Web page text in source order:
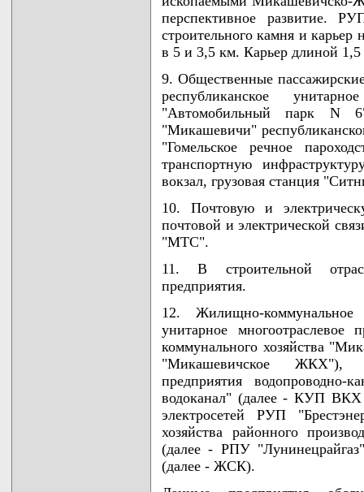
перспективное развитие.
строительного камня и карьер
в 5 и 3,5 км. Карьер длиной
9. Общественные
республиканское
"Автомобильный парк
"Микашевичи"
"Гомельское речное
транспортную
вокзал, грузовая станция
10. Почтовую и
почтовой и электрической
"МТС".
11. В строительной
предприятия.
12. Жилищно-коммунальное
унитарное многоотраслевое
коммунального хозяйства
"Микашевичское ЖКХ"),
предприятия водопроводно-
водоканал" (далее - КУП ВКХ
электросетей РУП
хозяйства районного
(далее - РПУ
(далее - ЖСК).